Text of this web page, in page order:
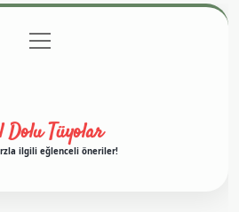
Gizlilik Politikası
menüyü
aç
Dolu Tüyolar
ilgili eğlenceli öneriler!